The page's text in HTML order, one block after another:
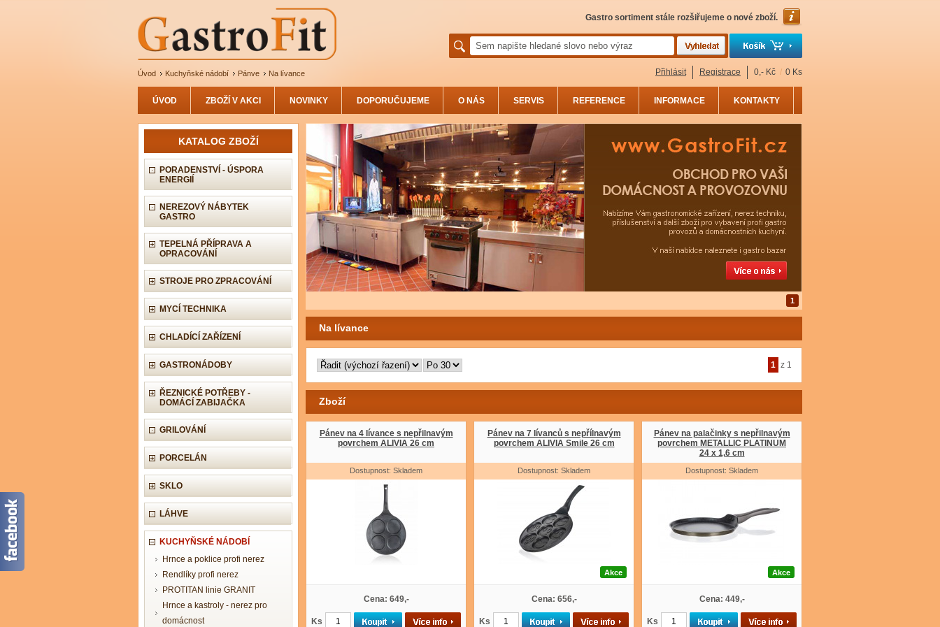
Úvod Kuchyňské nádobí Pánve Na lívance
Gastro sortiment stále rozšiřujeme o nové zboží.
Přihlásit Registrace 0,- Kč / 0 Ks
ÚVOD ZBOŽÍ V AKCI NOVINKY DOPORUČUJEME O NÁS SERVIS REFERENCE INFORMACE KONTAKTY
KATALOG ZBOŽÍ
PORADENSTVÍ - ÚSPORA
ENERGIÍ
NEREZOVÝ NÁBYTEK
GASTRO
TEPELNÁ PŘÍPRAVA A
OPRACOVÁNÍ
STROJE PRO ZPRACOVÁNÍ
MYCÍ TECHNIKA
CHLADÍCÍ ZAŘÍZENÍ
GASTRONÁDOBY
ŘEZNICKÉ POTŘEBY -
DOMÁCÍ ZABIJAČKA
GRILOVÁNÍ
PORCELÁN
SKLO
LÁHVE
KUCHYŇSKÉ NÁDOBÍ
Hrnce a poklice profi nerez
Rendlíky profi nerez
PROTITAN linie GRANIT
Hrnce a kastroly - nerez pro
domácnost
1
Na lívance
Zboží
1 z 1
Pánev na 4 lívance s nepřilnavým
povrchem ALIVIA 26 cm
Dostupnost: Skladem
Cena: 649,-
Ks
Pánev na 7 lívanců s nepřílnavým
povrchem ALIVIA Smile 26 cm
Dostupnost: Skladem
Akce
Cena: 656,-
Ks
Pánev na palačinky s nepřilnavým
povrchem METALLIC PLATINUM
24 x 1,6 cm
Dostupnost: Skladem
Akce
Cena: 449,-
Ks